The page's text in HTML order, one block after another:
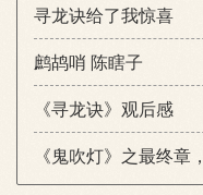
寻龙诀给了我惊喜
鹧鸪哨 陈瞎子
《寻龙诀》观后感
《鬼吹灯》之最终章